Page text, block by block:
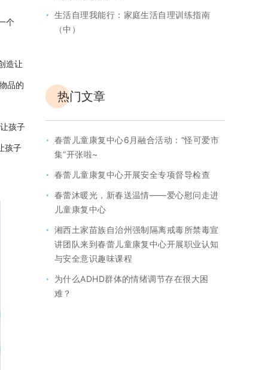
个
造让
品的
孩子
孩子
· 生活自理我能行：家庭生活自理训练指南
（中）
热门文章
· 春蕾儿童康复中心6月融合活动：“怪可爱市
集”开张啦~
· 春蕾儿童康复中心开展安全专项督导检查
· 春蕾沐暖光，新春送温情——爱心慰问走进
儿童康复中心
· 湘西土家苗族自治州强制隔离戒毒所禁毒宣
讲团队来到春蕾儿童康复中心开展职业认知
与安全意识趣味课程
·
为什么ADHD群体的情绪调节存在很大困
难？